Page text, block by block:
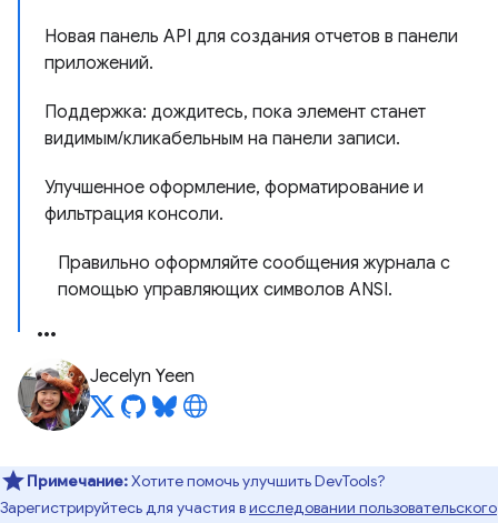
Новая панель API для создания отчетов в панели
приложений.
Поддержка: дождитесь, пока элемент станет
видимым/кликабельным на панели записи.
Улучшенное оформление, форматирование и
фильтрация консоли.
Правильно оформляйте сообщения журнала с
помощью управляющих символов ANSI.
Jecelyn Yeen
Примечание:Хотите помочь улучшить DevTools?
Зарегистрируйтесь для участия висследовании пользовательского